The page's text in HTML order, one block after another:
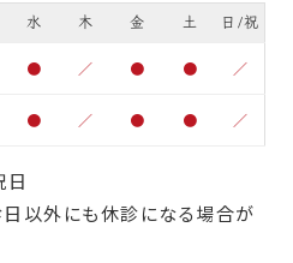
水 木 金 土 日/祝
● ／ ● ● ／
● ／ ● ● ／
日
以外にも休診になる場合が